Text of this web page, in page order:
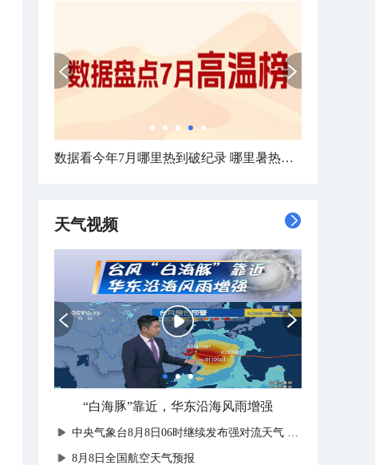
数据看今年7月哪里热到破纪录 哪里暑热连轴转
天气视频
“白海豚”靠近，华东沿海风雨增强
中央气象台8月8日06时继续发布强对流天气蓝色预警
8月8日全国航空天气预报